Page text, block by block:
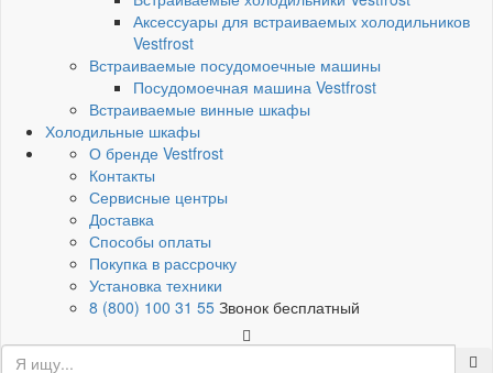
Аксессуары для встраиваемых холодильников
Vestfrost
Встраиваемые посудомоечные машины
Посудомоечная машина Vestfrost
Встраиваемые винные шкафы
Холодильные шкафы
О бренде Vestfrost
Контакты
Сервисные центры
Доставка
Способы оплаты
Покупка в рассрочку
Установка техники
8 (800) 100 31 55 Звонок бесплатный